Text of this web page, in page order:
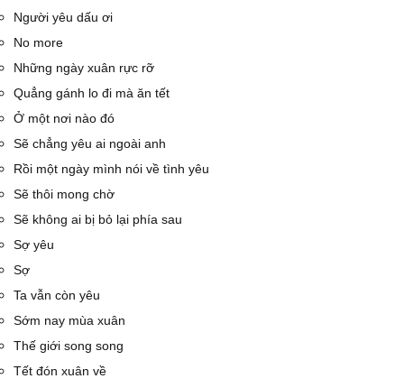
Người yêu dấu ơi
No more
Những ngày xuân rực rỡ
Quẳng gánh lo đi mà ăn tết
Ở một nơi nào đó
Sẽ chẳng yêu ai ngoài anh
Rồi một ngày mình nói về tình yêu
Sẽ thôi mong chờ
Sẽ không ai bị bỏ lại phía sau
Sợ yêu
Sợ
Ta vẫn còn yêu
Sớm nay mùa xuân
Thế giới song song
Tết đón xuân về